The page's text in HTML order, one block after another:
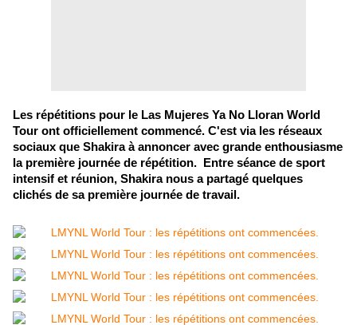
Les répétitions pour le Las Mujeres Ya No Lloran World
Tour ont officiellement commencé. C'est via les réseaux
sociaux que Shakira à annoncer avec grande enthousiasme
la première journée de répétition. Entre séance de sport
intensif et réunion, Shakira nous a partagé quelques
clichés de sa première journée de travail.